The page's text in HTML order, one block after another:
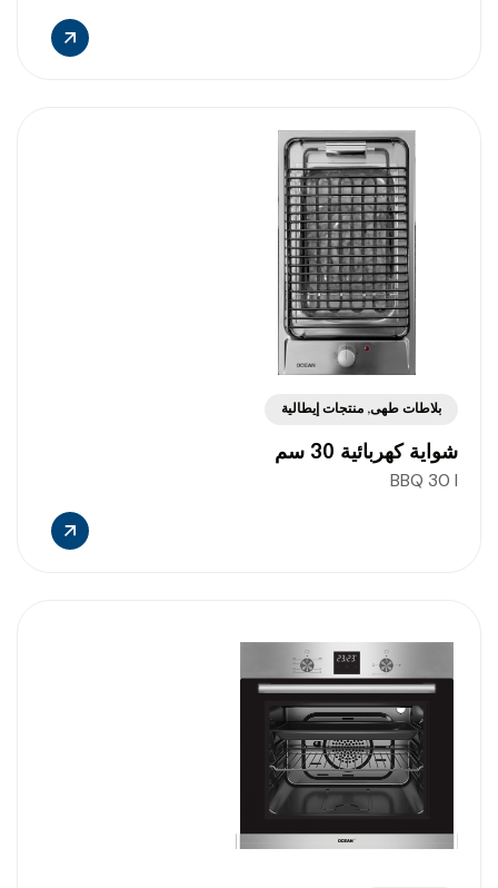
بلاطات طهى, منتجات إيطالية
شواية كهربائية 30 سم
BBQ 30 I